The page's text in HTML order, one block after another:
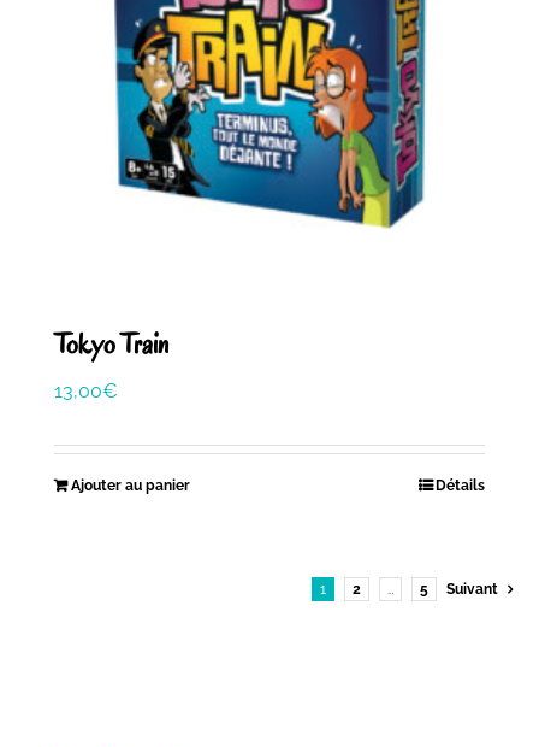
Tokyo Train
13,00€
Ajouter au panier Détails
1 2 … 5 Suivant